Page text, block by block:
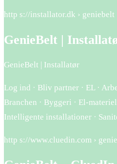
http s://installator.dk › geniebelt
GenieBelt |
GenieBelt | Installatør
Log ind · Bliv partner · EL ·
Branchen · Byggeri · El-
Intelligente installationer ·
http s://www.cluedin.com ›